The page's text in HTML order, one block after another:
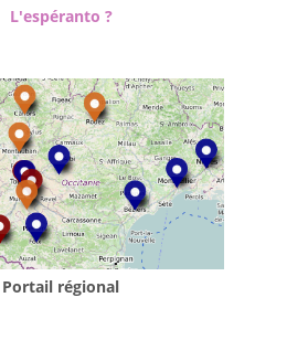
L'espéranto ?
Portail régional